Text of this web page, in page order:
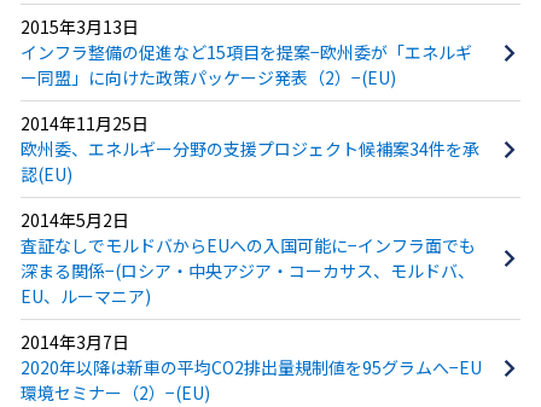
2015年3月13日
インフラ整備の促進など15項目を提案−欧州委が「エネルギ
ー同盟」に向けた政策パッケージ発表（2）−(EU)
2014年11月25日
欧州委、エネルギー分野の支援プロジェクト候補案34件を承
認(EU)
2014年5月2日
査証なしでモルドバからEUへの入国可能に−インフラ面でも
深まる関係−(ロシア・中央アジア・コーカサス、モルドバ、
EU、ルーマニア)
2014年3月7日
2020年以降は新車の平均CO2排出量規制値を95グラムへ−EU
環境セミナー（2）−(EU)